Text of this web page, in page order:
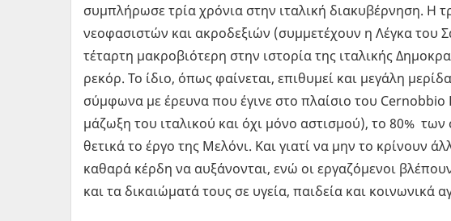
συμπλήρωσε τρία χρόνια στην ιταλική διακυβέρνηση. Η
νεοφασιστών και ακροδεξιών (συμμετέχουν η Λέγκα του
τέταρτη μακροβιότερη στην ιστορία της ιταλικής
ρεκόρ. Το ίδιο, όπως φαίνεται, επιθυμεί και μεγάλη
σύμφωνα με έρευνα που έγινε στο πλαίσιο του
μάζωξη του ιταλικού και όχι μόνο αστισμού), το 80%
θετικά το έργο της Μελόνι. Και γιατί να μην το κρίνουν
καθαρά κέρδη να αυξάνονται, ενώ οι εργαζόμενοι
και τα δικαιώματά τους σε υγεία, παιδεία και κοινωνικά